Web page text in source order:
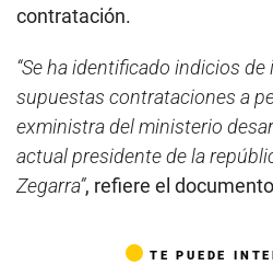
contratación.
“Se ha identificado indicios
supuestas contrataciones a
exministra del ministerio
actual presidente de la
Zegarra”, refiere el
TE PUEDE